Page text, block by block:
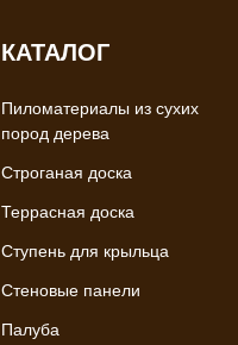
КАТАЛОГ
Пиломатериалы из сухих
пород дерева
Строганая доска
Террасная доска
Ступень для крыльца
Стеновые панели
Палуба